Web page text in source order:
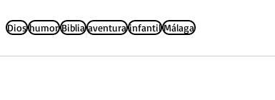
Dios humor Biblia aventura infantil Málaga